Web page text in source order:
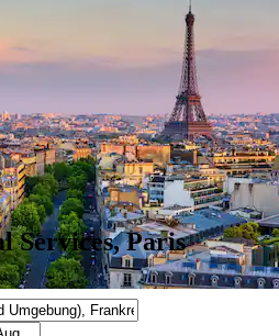
Services, Paris